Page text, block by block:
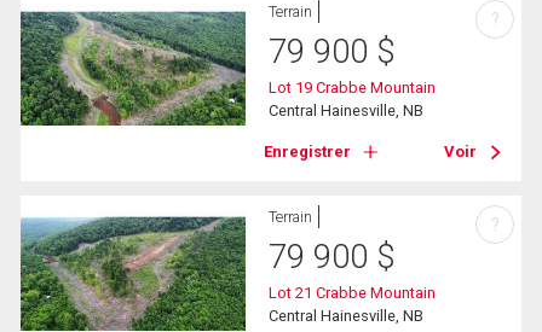
Terrain
79 900 $
Lot 19 Crabbe Mountain
Central Hainesville, NB
Enregistrer Voir
?
Terrain
79 900 $
Lot 21 Crabbe Mountain
Central Hainesville, NB
?